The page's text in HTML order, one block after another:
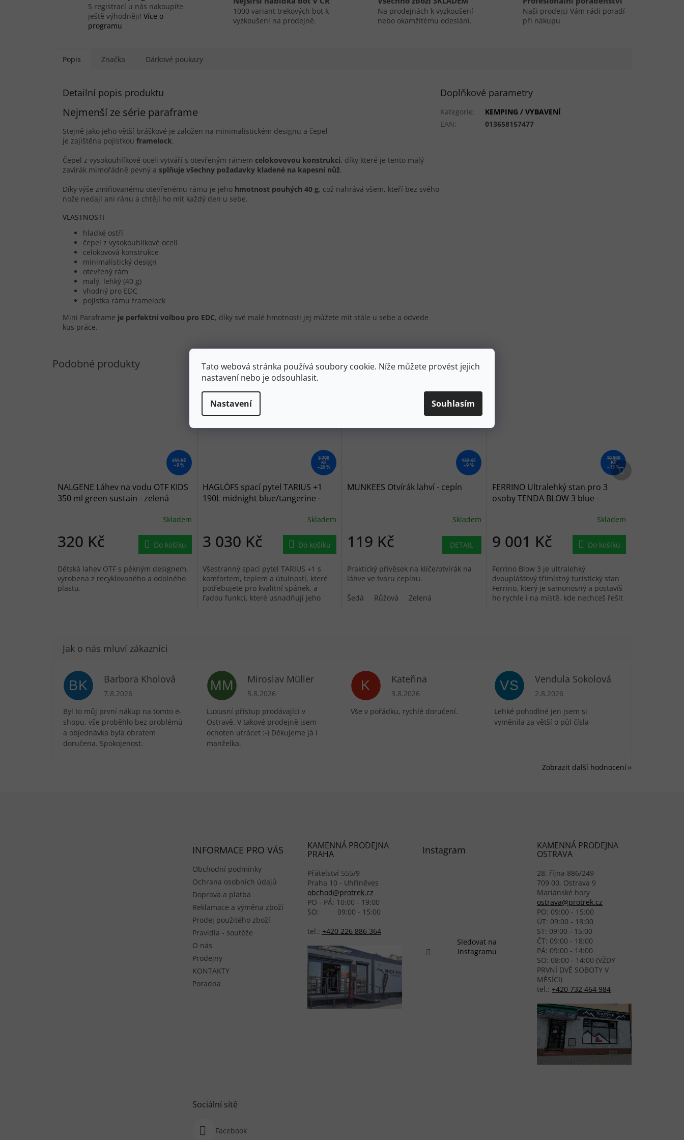
Tato webová stránka používá soubory cookie. Níže můžete provést jejich
nastavení nebo je odsouhlasit.
Nastavení Souhlasím
S registrací u nás nakoupíte
ještě výhodněji! Více o
programu
1000 variant trekových bot k
vyzkoušení na prodejně.
Na prodejnách k vyzkoušení
nebo okamžitému odeslání.
Naši prodejci Vám rádi poradí
při nákupu
Popis Značka Dárkové poukazy
Detailní popis produktu
Nejmenší ze série paraframe
Stejně jako jeho větší bráškové je založen na minimalistickém designu a čepel
je zajištěna pojistkou framelock.
Čepel z vysokouhlíkové oceli vytváří s otevřeným rámem celokovovou konstrukci, díky které je tento malý
zavírák mimořádně pevný a splňuje všechny požadavky kladené na kapesní nůž.
Díky výše zmiňovanému otevřenému rámu je jeho hmotnost pouhých 40 g, což nahrává všem, kteří bez svého
nože nedají ani ránu a chtějí ho mít každý den u sebe.
VLASTNOSTI
hladké ostří
čepel z vysokouhlíkové oceli
celokovová konstrukce
minimalistický design
otevřený rám
malý, lehký (40 g)
vhodný pro EDC
pojistka rámu framelock
Mini Paraframe je perfektní volbou pro EDC, díky své malé hmotnosti jej můžete mít stále u sebe a odvede
kus práce.
Doplňkové parametry
Kategorie:
KEMPING / VYBAVENÍ
EAN: 013658157477
355 Kč
–9 %
NALGENE Láhev na vodu OTF KIDS
350 ml green sustain - zelená
Skladem
320 Kč Do košíku
Dětská lahev OTF s pěkným designem,
vyrobena z recyklovaného a odolného
plastu.
3 790
Kč
–20 %
HAGLÖFS spací pytel TARIUS +1
190L midnight blue/tangerine -
Skladem
3 030 Kč Do košíku
Všestranný spací pytel TARIUS +1 s
komfortem, teplem a útulností, které
potřebujete pro kvalitní spánek, a
řadou funkcí, které usnadňují jeho
132 Kč
–9 %
MUNKEES Otvírák lahví - cepín
Skladem
119 Kč DETAIL
Praktický přívěsek na klíče/otvírák na
láhve ve tvaru cepínu.
Šedá
Růžová Zelená
10 590
Kč
–15 %
FERRINO Ultralehký stan pro 3
osoby TENDA BLOW 3 blue -
Skladem
9 001 Kč Do košíku
Ferrino Blow 3 je ultralehký
dvouplášťový třímístný turistický stan
Ferrino, který je samonosný a postavíš
ho rychle i na místě, kde nechceš řešit
Další produkt
BK Barbora Kholová
Hodnocení obchodu je 5 z 5 hvězdiček.
7.8.2026
Byl to můj první nákup na tomto e-
shopu, vše proběhlo bez problémů
a objednávka byla obratem
doručena. Spokojenost.
MM Miroslav Müller
Hodnocení obchodu je 5 z 5 hvězdiček.
5.8.2026
Luxusní přístup prodávající v
Ostravě. V takové prodejně jsem
ochoten utrácet :-) Děkujeme já i
manželka.
K Kateřina
Hodnocení obchodu je 5 z 5 hvězdiček.
3.8.2026
Vše v pořádku, rychlé doručení.
VS Vendula Sokolová
Hodnocení obchodu je 5 z 5 hvězdiček.
2.8.2026
Lehké pohodlné jen jsem si
vyměnila za větší o půl čísla
Zobrazit další hodnocení
INFORMACE PRO VÁS
Obchodní podmínky
Ochrana osobních údajů
Doprava a platba
Reklamace a výměna zboží
Prodej použitého zboží
Pravidla - soutěže
O nás
Prodejny
KONTAKTY
Poradna
KAMENNÁ PRODEJNA
PRAHA
Přátelství 555/9
Praha 10 - Uhříněves
obchod@protrek.cz
PO - PÁ: 10:00 - 19:00
SO: 09:00 - 15:00
tel.: +420 226 886 364
Instagram
Sledovat na
Instagramu
KAMENNÁ PRODEJNA
OSTRAVA
28. října 886/249
709 00, Ostrava 9
Mariánské hory
ostrava@protrek.cz
PO: 09:00 - 15:00
ÚT: 09:00 - 18:00
ST: 09:00 - 15:00
ČT: 09:00 - 18:00
PÁ: 09:00 - 14:00
SO: 08:00 - 14:00 (VŽDY
PRVNÍ DVĚ SOBOTY V
MĚSÍCI)
tel.:+420 732 464 984
Sociální sítě
Facebook